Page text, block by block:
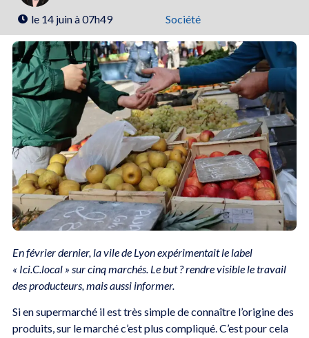
le 14 juin à 07h49 Société
En février dernier, la vile de Lyon expérimentait le label
« Ici.C.local » sur cinq marchés. Le but ? rendre visible le travail
des producteurs, mais aussi informer.
Si en supermarché il est très simple de connaître l’origine des
produits, sur le marché c’est plus compliqué. C’est pour cela